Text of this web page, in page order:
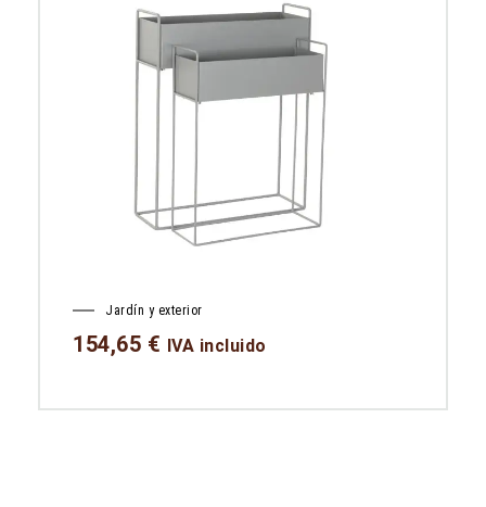
Jardín y exterior
154,65 € IVA incluido